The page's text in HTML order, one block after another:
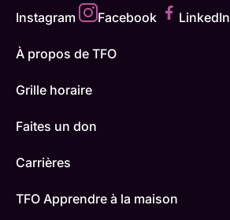
Instagram Facebook LinkedIn
À propos de TFO
Grille horaire
Faites un don
Carrières
TFO Apprendre à la maison